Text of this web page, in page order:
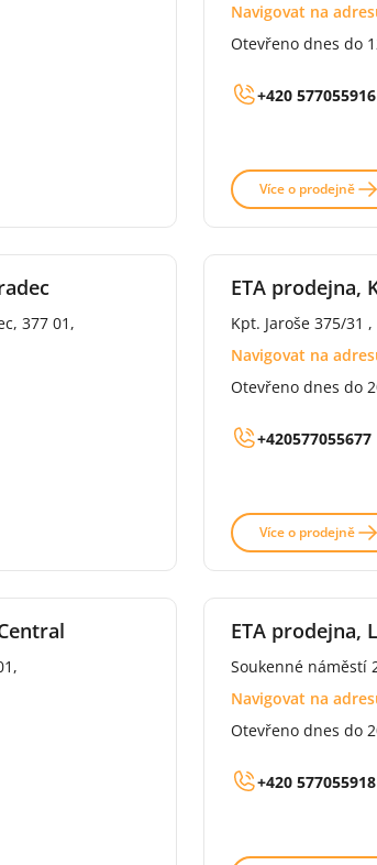
Navigovat na
Otevřeno dnes do
+420 577055916
Více o prodejně
377 01,
ETA prodejna,
Kpt. Jaroše 375/31
Navigovat na
Otevřeno dnes do
+420577055677
Více o prodejně
ETA prodejna,
Soukenné náměstí
Navigovat na
Otevřeno dnes do
+420 577055918